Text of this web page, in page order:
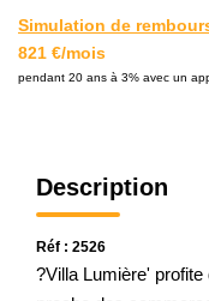
Simulation de
821 €/mois
pendant 20 ans à 3% avec un
Description
Réf : 2526
?Villa Lumière'